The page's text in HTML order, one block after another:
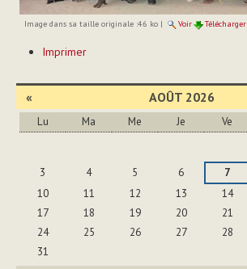
Image dans sa taille originale :46 ko| Voir Télécharger
sur
document
Imprimer
« AOÛT 2026
Lu Ma Me Je Ve
3
4 5 6 7
10
11 12 13 14
17
18 19 20 21
24
25 26 27 28
31